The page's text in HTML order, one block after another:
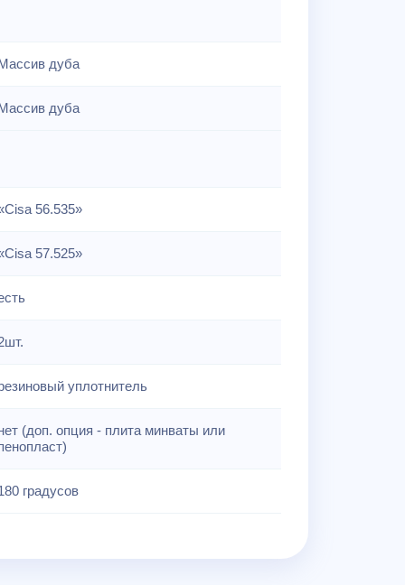
дуба
дуба
56.535»
57.525»
уплотнитель
(доп. опция - плита минваты или
градусов